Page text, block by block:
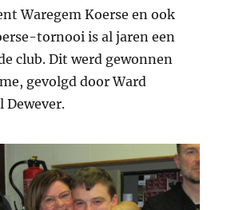
Waregem Koerse en ook
tornooi is al jaren een
club. Dit werd gewonnen
gevolgd door Ward
Dewever.